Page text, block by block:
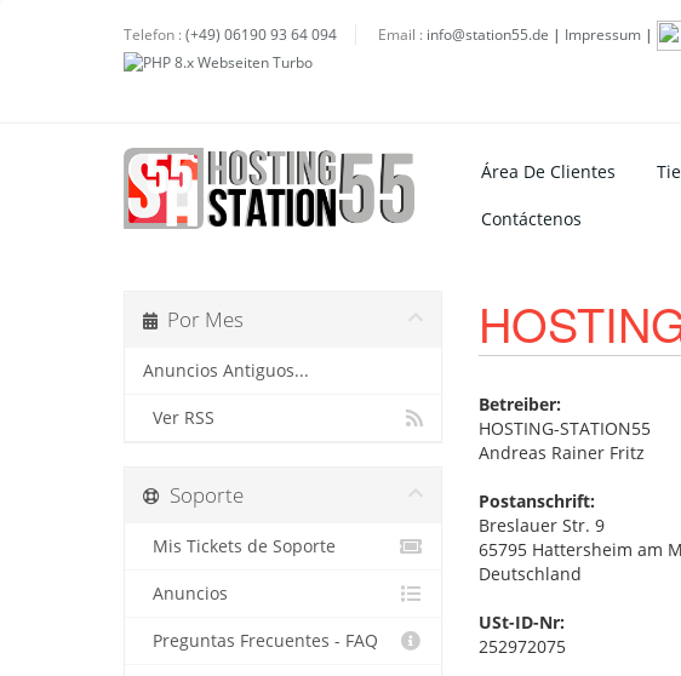
Telefon : (+49) 06190 93 64 094 Email : info@station55.de | Impressum |
Área De Clientes
Contáctenos
Por Mes
Anuncios Antiguos...
Ver RSS
Betreiber:
HOSTING-STATION55
Andreas Rainer Fritz
Postanschrift:
Breslauer Str. 9
65795 Hattersheim am
Deutschland
USt-ID-Nr:
252972075
Soporte
Mis Tickets de Soporte
Anuncios
Preguntas Frecuentes - FAQ